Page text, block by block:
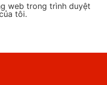
web trong trình duyệt
tôi.